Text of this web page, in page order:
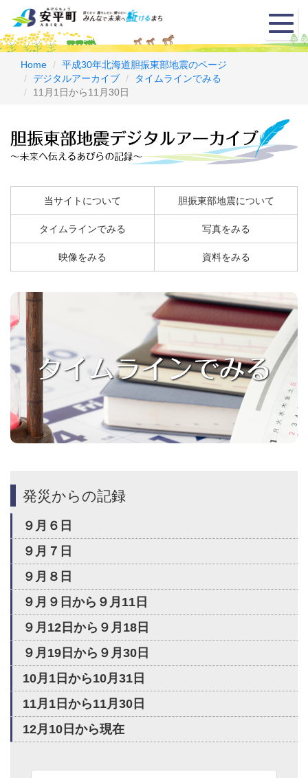
メ
ニ
ュ
Home
平成30年北海道胆振東部地震のページ
デジタルアーカイブ
タイムラインでみる
11月1日から11月30日
当サイトについて 胆振東部地震について
タイムラインでみる 写真をみる
映像をみる 資料をみる
発災からの記録
９月６日
９月７日
９月８日
９月９日から９月11日
９月12日から９月18日
９月19日から９月30日
10月1日から10月31日
11月1日から11月30日
12月10日から現在